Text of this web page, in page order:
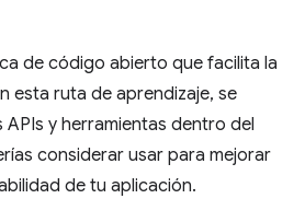
de código abierto que facilita la
esta ruta de aprendizaje, se
y herramientas dentro del
considerar usar para mejorar
de tu aplicación.